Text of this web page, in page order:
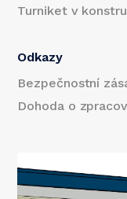
Turniket v
Odkazy
Bezpečnostní
Dohoda o